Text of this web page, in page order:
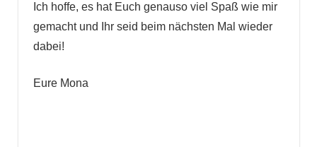
Ich hoffe, es hat Euch genauso viel Spaß wie mir
gemacht und Ihr seid beim nächsten Mal wieder
dabei!
Eure Mona